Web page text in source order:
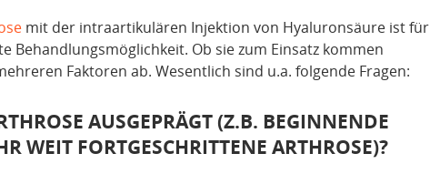
mit der intraartikulären Injektion von Hyaluronsäure ist für
Behandlungsmöglichkeit. Ob sie zum Einsatz kommen
Faktoren ab. Wesentlich sind u.a. folgende Fragen:
AUSGEPRÄGT (Z.B. BEGINNENDE
WEIT FORTGESCHRITTENE ARTHROSE)?